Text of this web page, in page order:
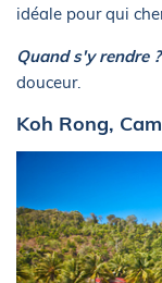
idéale pour qui
Quand s'y rendre ?
douceur.
Koh Rong,